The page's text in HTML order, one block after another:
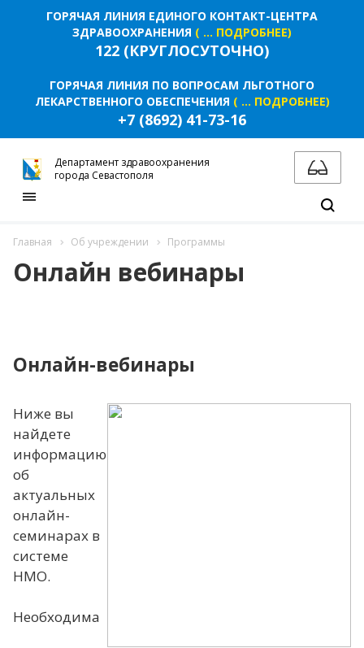
Главная Об учреждении Программы
Онлайн вебинары
Онлайн-вебинары
Ниже вы
найдете
информацию
об
актуальных
онлайн-
семинарах в
системе
НМО.
Необходима
ГОРЯЧАЯ ЛИНИЯ ЕДИНОГО КОНТАКТ-ЦЕНТРА
ЗДРАВООХРАНЕНИЯ ( ... ПОДРОБНЕЕ)
122 (КРУГЛОСУТОЧНО)
ГОРЯЧАЯ ЛИНИЯ ПО ВОПРОСАМ ЛЬГОТНОГО
ЛЕКАРСТВЕННОГО ОБЕСПЕЧЕНИЯ ( ... ПОДРОБНЕЕ)
+7 (8692) 41-73-16
Департамент здравоохранения
города Севастополя